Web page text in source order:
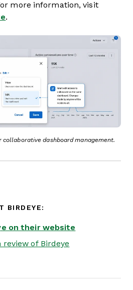
collaborative dashboard management.
more information, visit
.
BIRDEYE:
on their website
review of Birdeye